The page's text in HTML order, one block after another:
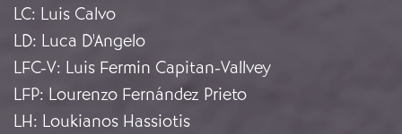
LC: Luis Calvo
LD: Luca D'Angelo
LFC-V: Luis Fermin Capitan-Vallvey
LFP: Lourenzo Fernández Prieto
LH: Loukianos Hassiotis